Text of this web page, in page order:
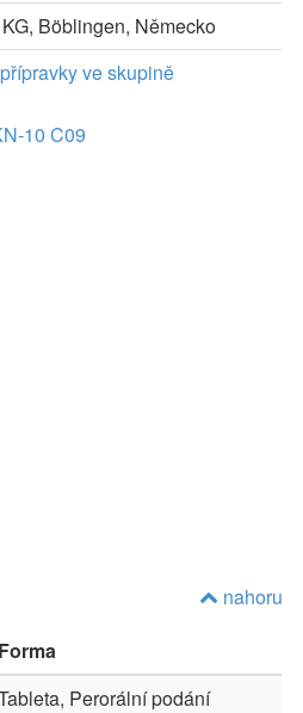
Böblingen, Německo
ve skupině
10 C09
nahoru
Forma
Perorální podání